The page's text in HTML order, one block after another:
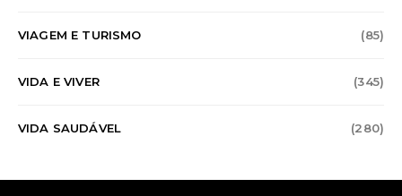
VIAGEM E TURISMO (85)
VIDA E VIVER (345)
VIDA SAUDÁVEL (280)